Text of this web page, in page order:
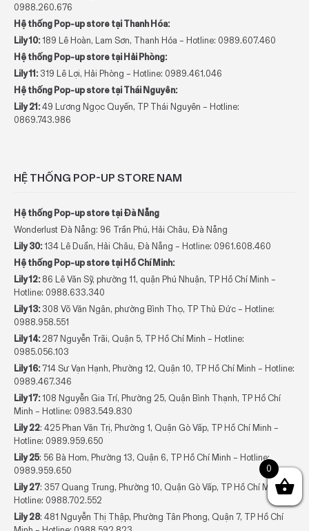
0988.260.676
Hệ thống Pop-up store tại Thanh Hóa:
Lily 10: 189 Lê Hoàn, Lam Sơn, Thanh Hóa – Hotline: 0989.607.460
Hệ thống Pop-up store tại Hải Phòng:
Lily 11: 319 Lê Lợi, Hải Phòng – Hotline: 0989.461.046
Hệ thống Pop-up store tại Thái Nguyên:
Lily 21: 49 Lương Ngọc Quyến, TP Thái Nguyên – Hotline:
0869.743.986
HỆ THỐNG POP-UP STORE NAM
Hệ thống Pop-up store tại Đà Nẵng
Wonderlust Đà Nẵng: 96 Trần Phú, Hải Châu, Đà Nẵng
Lily 30: 134 Lê Duẩn, Hải Châu, Đà Nẵng – Hotline: 0961.608.460
Hệ thống Pop-up store tại Hồ Chí Minh:
Lily 12: 86 Lê Văn Sỹ, phường 11, quận Phú Nhuận, TP Hồ Chí Minh –
Hotline: 0988.633.340
Lily 13: 308 Võ Văn Ngân, phường Bình Thọ, TP Thủ Đức – Hotline:
0988.958.551
Lily 14: 287 Nguyễn Trãi, Quận 5, TP Hồ Chí Minh – Hotline:
0985.056.103
Lily 16: 714 Sư Vạn Hạnh, Phường 12, Quận 10, TP Hồ Chí Minh – Hotline:
0989.467.346
Lily 17: 108 Nguyễn Gia Trí, Phường 25, Quận Bình Thạnh, TP Hồ Chí
Minh – Hotline: 0983.549.830
Lily 22: 425 Phan Văn Trị, Phường 1, Quận Gò Vấp, TP Hồ Chí Minh –
Hotline: 0989.959.650
Lily 25: 56 Bà Hom, Phường 13, Quận 6, TP Hồ Chí Minh – Hotline:
0989.959.650
Lily 27: 357 Quang Trung, Phường 10, Quận Gò Vấp, TP Hồ Chí Minh –
Hotline: 0988.702.552
Lily 28: 481 Nguyễn Thị Thập, Phường Tân Phong, Quận 7, TP Hồ Chí
0